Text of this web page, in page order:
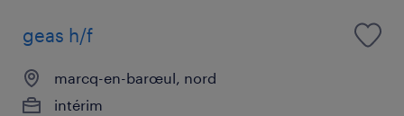
geas h/f
marcq-en-barœul, nord
intérim